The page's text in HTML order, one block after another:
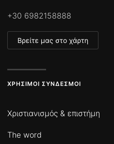
+30 6982158888
Βρείτε μας στο χάρτη
ΧΡΉΣΙΜΟΙ ΣΎΝΔΕΣΜΟΙ
Χριστιανισμός & επιστήμη
The word